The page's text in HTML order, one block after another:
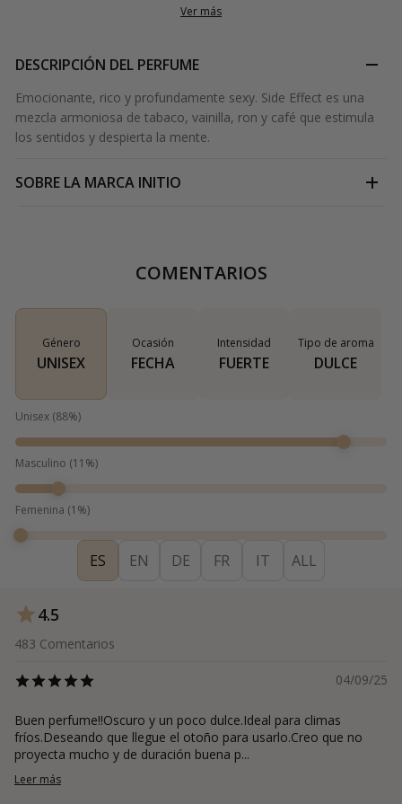
Ver más
DESCRIPCIÓN DEL PERFUME
Emocionante, rico y profundamente sexy. Side Effect es una
mezcla armoniosa de tabaco, vainilla, ron y café que estimula
los sentidos y despierta la mente.
SOBRE LA MARCA INITIO
COMENTARIOS
Género
UNISEX
Ocasión
FECHA
Intensidad
FUERTE
Tipo de aroma
DULCE
Unisex (88%)
Masculino (11 %)
Femenina (1 %)
ES EN DE FR IT ALL
4.5
483 Comentarios
04/09/25
Buen perfume!!Oscuro y un poco dulce.Ideal para climas
fríos.Deseando que llegue el otoño para usarlo.Creo que no
proyecta mucho y de duración buena p...
Leer más